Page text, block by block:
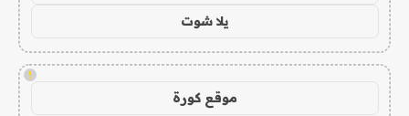
يلا شوت
!
موقع كورة